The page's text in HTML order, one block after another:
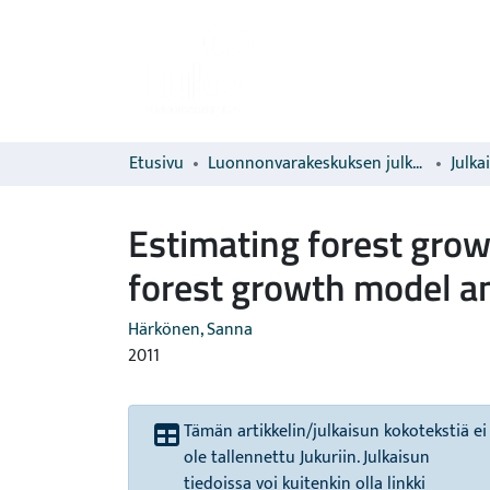
Etusivu Luonnonvarakeskuksen julkaisut
Estimating forest
forest growth model
Härkönen, Sanna
2011
Tämän artikkelin/julkaisun kokotekstiä ei
ole tallennettu Jukuriin. Julkaisun
tiedoissa voi kuitenkin olla linkki